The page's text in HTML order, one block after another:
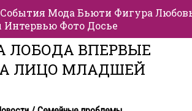
События Мода Бьюти Фигура
Интервью Фото Досье
ЛОБОДА ВПЕРВЫЕ
ЛИЦО МЛАДШЕЙ